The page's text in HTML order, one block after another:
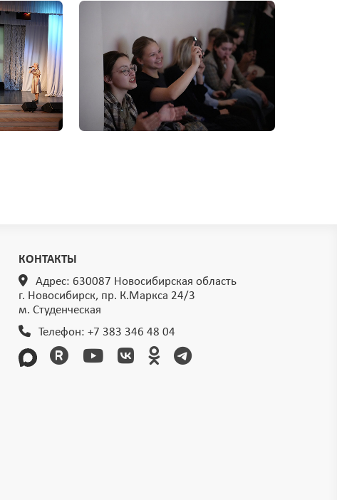
КОНТАКТЫ
Адрес: 630087 Новосибирская область
г. Новосибирск, пр. К.Маркса 24/3
м. Студенческая
Телефон: +7 383 346 48 04